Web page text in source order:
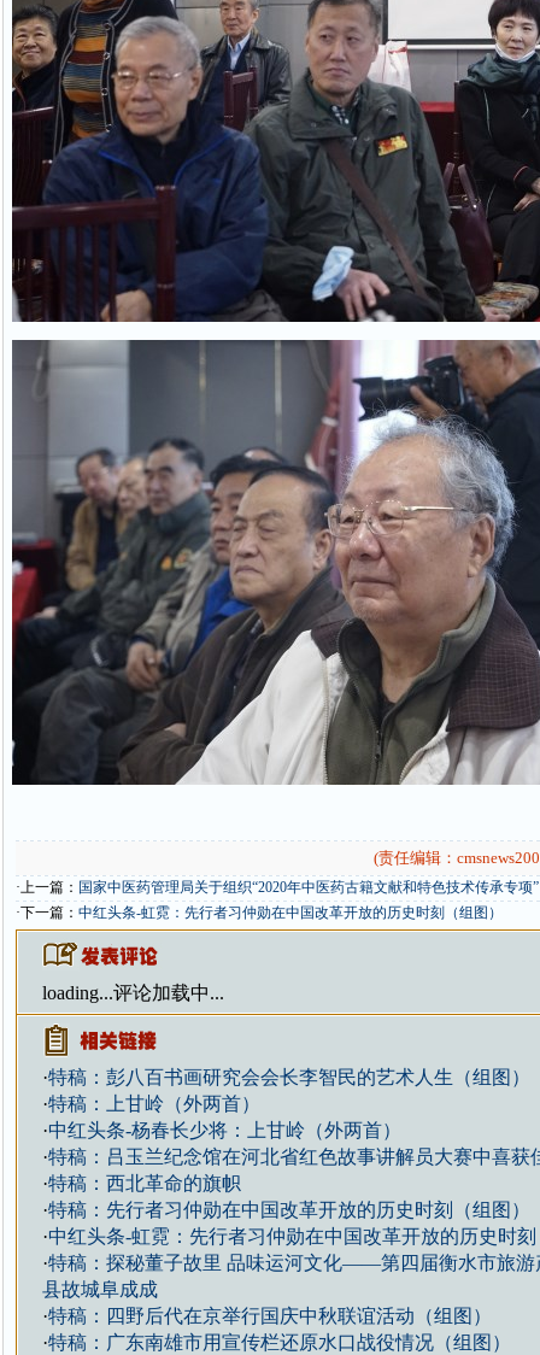
(责任编辑：
·上一篇： 国家中医药管理局关于组织“2020年中医药古籍文献和特色技术传承专项
·下一篇： 中红头条-虹霓：先行者习仲勋在中国改革开放的历史时刻（组图）
loading...评论加载中...
·特稿：彭八百书画研究会会长李智民的艺术人生（组图）
·特稿：上甘岭（外两首）
·中红头条-杨春长少将：上甘岭（外两首）
·特稿：吕玉兰纪念馆在河北省红色故事讲解员大赛中喜获
·特稿：西北革命的旗帜
·特稿：先行者习仲勋在中国改革开放的历史时刻（组图）
·中红头条-虹霓：先行者习仲勋在中国改革开放的历史时
·特稿：探秘董子故里 品味运河文化——第四届衡水市旅游
县故城阜成成
·特稿：四野后代在京举行国庆中秋联谊活动（组图）
·特稿：广东南雄市用宣传栏还原水口战役情况（组图）